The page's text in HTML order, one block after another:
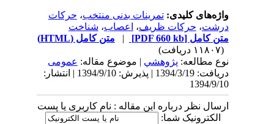
واژه‌های کلیدی:تمرینات بدنی منتخب،حرکات
درشت،حرکات ظریف،اعصاب،شناخت
متن کامل[PDF 660 kb]
| متن کامل (HTML)
نوع مطالعه:پژوهشي| موضوع مقاله:عمومى
دریافت: 1394/3/19 | پذیرش: 1394/9/10 | انتشار:
1394/9/10
ارسال نظر درباره این مقاله : نام کاربری یا پست
الکترونیک شما: